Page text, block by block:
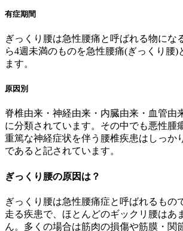
有症期間
ぎっくり腰は急性腰痛と呼ばれる物にな
ら4週未満のものを急性腰痛(ぎっくり腰)
ます。
原因別
脊椎由来・神経由来・内臓由来・血管由
に分類されています。その中でも悪性腫
重篤な神経症状を伴う腰椎疾患はしっか
であると記されています。
ぎっくり腰の原因は？
ぎっくり腰は急性腰痛症と呼ばれるもの
走る疾患で、ほとんどのギックリ腰はあ
ん。多くの場合は筋肉の損傷や筋膜・関